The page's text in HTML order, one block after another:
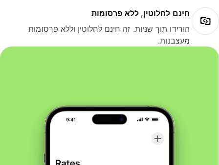
חינם לחלוטין, ללא פרסומות
הורידו תוך שניות. זה חינם לחלוטין וללא פרסומות
מעצבנות.